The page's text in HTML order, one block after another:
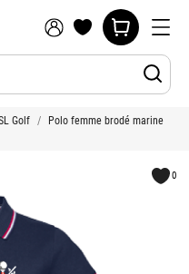
Golf
Polo femme brodé marine
0